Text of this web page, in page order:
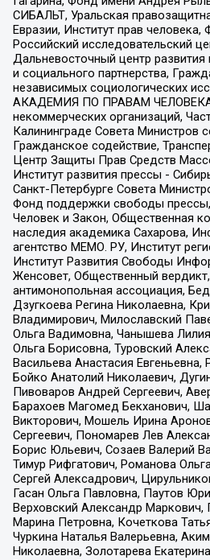
СИБАЛЬТ, Уральская
Евразии, Институт прав
Российский исследовательский
Дальневосточный центр развития
и социального партнерства,
независимых социологических
АКАДЕМИЯ ПО ПРАВАМ ЧЕЛОВЕКА,
некоммерческих организаций,
Калининграде Совета Министров
Гражданское содействие,
Центр Защиты Прав Средств
Институт развития прессы -
Санкт-Петербурге Совета
Фонд поддержки свободы
Человек и Закон, Общественная
наследия академика Сахарова,
агентство МЕМО. РУ, Институт
Институт Развития Свободы
Женсовет, Общественный
антимонопольная ассоциация,
Дзугкоева Регина Николаевна,
Владимирович, Милославский
Ольга Вадимовна, Чанышева
Ольга Борисовна, Туровский
Васильева Анастасия Евгеньевна,
Бойко Анатолий Николаевич,
Пивоваров Андрей Сергеевич,
Барахоев Магомед Бекханович,
Викторович, Мошель Ирина
Сергеевич, Пономарев Лев
Борис Юльевич, Созаев Валерий
Тимур Рифгатович, Романова
Сергей Алексадрович,
Гасан Ольга Павловна, Паутов
Верховский Александр Маркович,
Марина Петровна, Кочеткова
Чуркина Наталья Валерьевна,
Николаевна, Золотарева